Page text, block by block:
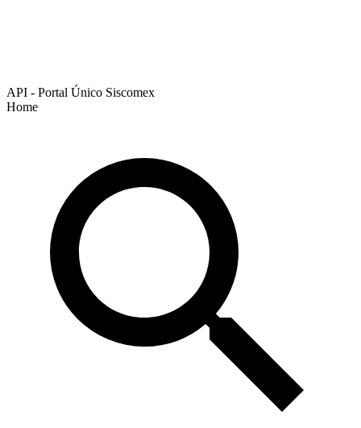
API - Portal Único Siscomex
Home